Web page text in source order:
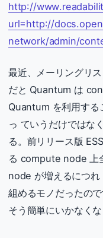
http://
url=http://
network/admin/
最近、メーリングリ
だと Quantum は
Quantum を利用する
っ ていうだけではな
る。前リリース版
る compute node 上
node が増えるにつれ
組めるモノだったの
そう簡単にいかなくな